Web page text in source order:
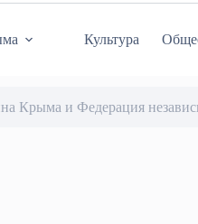
Культура
Крыма и Федерация